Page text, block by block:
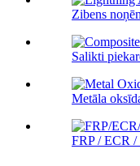
Zibens
Salikti
Metāla
FRP / ECR /